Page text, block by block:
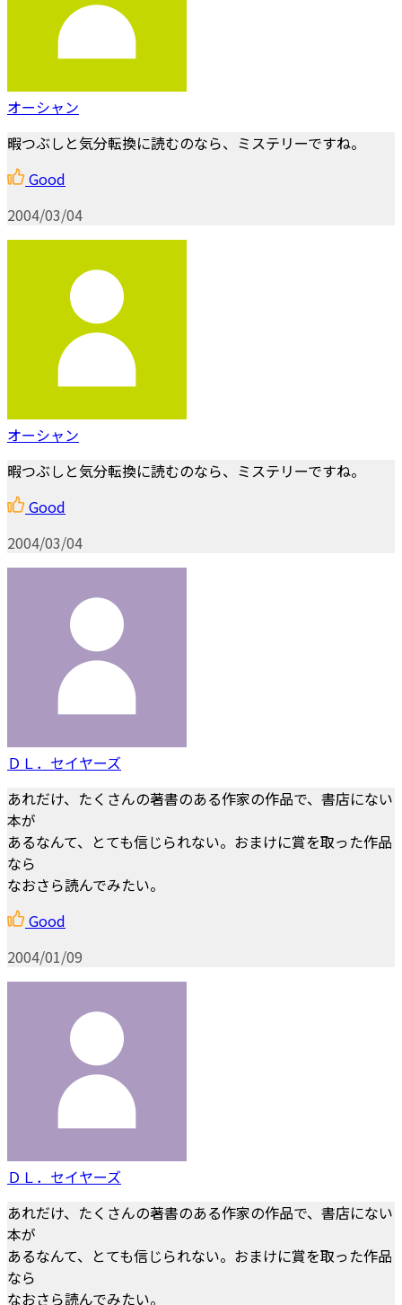
オーシャン
暇つぶしと気分転換に読むのなら、ミステリーですね。
Good
2004/03/04
オーシャン
暇つぶしと気分転換に読むのなら、ミステリーですね。
Good
2004/03/04
ＤＬ．セイヤーズ
あれだけ、たくさんの著書のある作家の作品で、書店にない
本が
あるなんて、とても信じられない。おまけに賞を取った作品
なら
なおさら読んでみたい。
Good
2004/01/09
ＤＬ．セイヤーズ
あれだけ、たくさんの著書のある作家の作品で、書店にない
本が
あるなんて、とても信じられない。おまけに賞を取った作品
なら
なおさら読んでみたい。